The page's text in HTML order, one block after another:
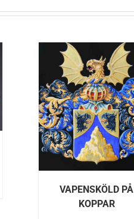
VAPENSKÖLD PÅ
KOPPAR